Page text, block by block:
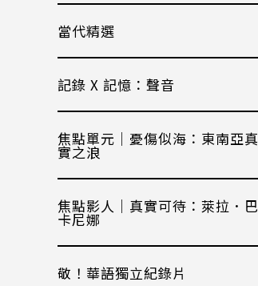
當代精選
記錄 X 記憶：聲音
焦點單元｜憂傷似海：東南亞真
實之浪
焦點影人｜真實可待：萊拉．巴
卡尼娜
敬！華語獨立紀錄片